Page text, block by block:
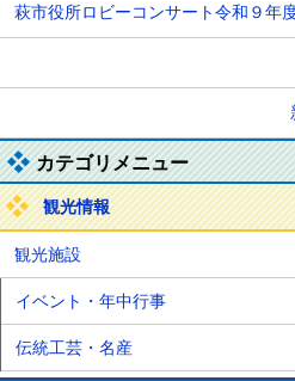
萩市役所ロビーコンサート令和９年
カテゴリメニュー
観光情報
観光施設
イベント・年中行事
伝統工芸・名産